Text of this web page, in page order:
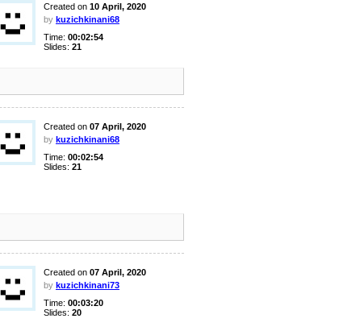
Created on 10 April, 2020
by kuzichkinani68
Time: 00:02:54
Slides: 21
Created on 07 April, 2020
by kuzichkinani68
Time: 00:02:54
Slides: 21
Created on 07 April, 2020
by kuzichkinani73
Time: 00:03:20
Slides: 20